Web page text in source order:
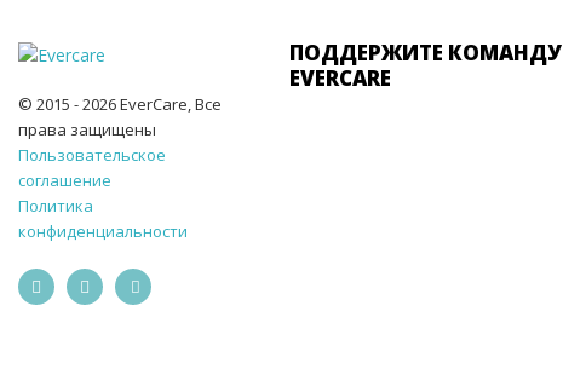
© 2015 - 2026 EverCare, Все
права защищены
Пользовательское
соглашение
Политика
конфиденциальности
ПОДДЕРЖИТЕ КОМАНДУ
EVERCARE